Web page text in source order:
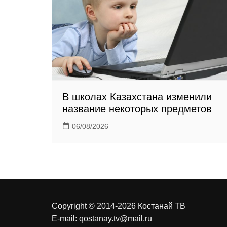
i
k
i
В школах Казахстана изменили
название некоторых предметов
06/08/2026
Copyright © 2014-2026 Костанай ТВ
E-mail: qostanay.tv@mail.ru